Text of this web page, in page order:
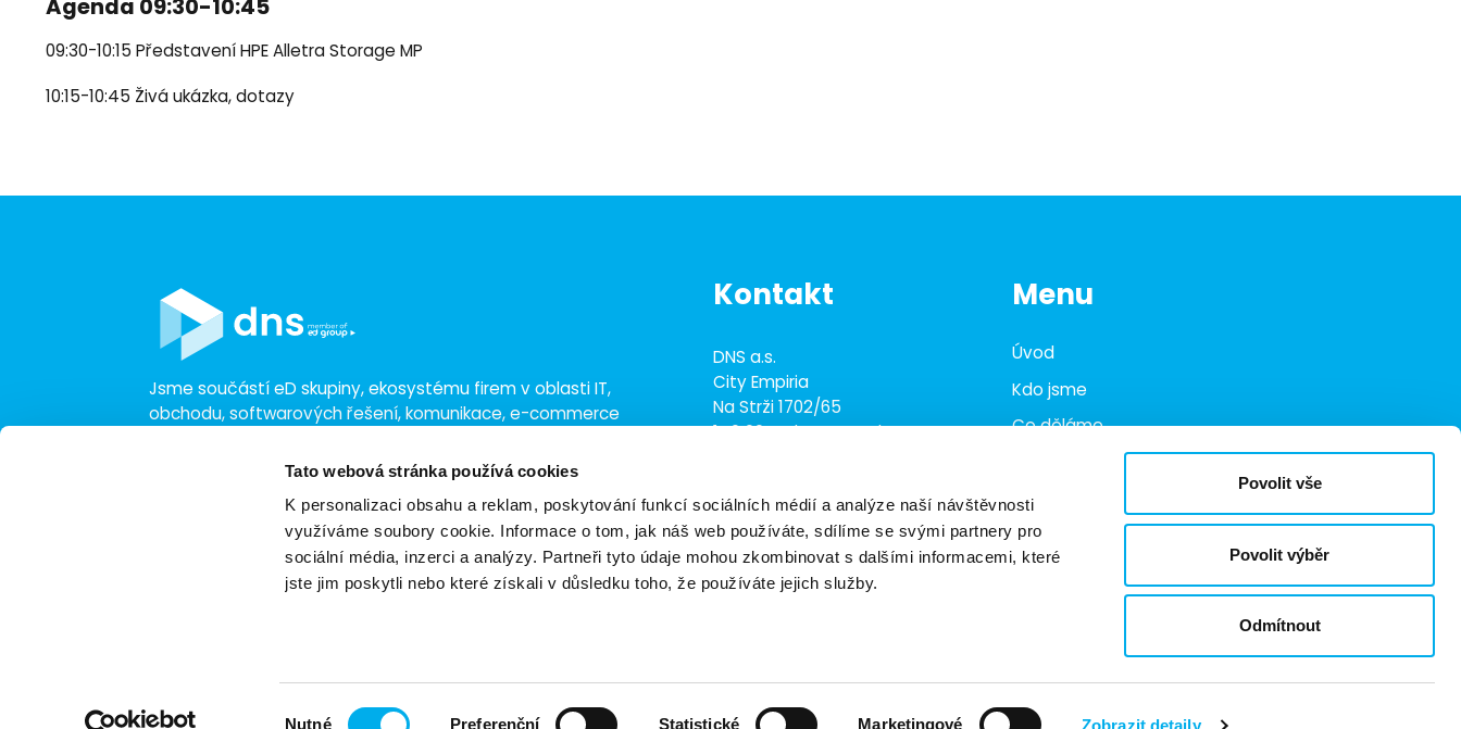
Tato webová stránka používá cookies
K personalizaci obsahu a reklam, poskytování funkcí sociálních médií a analýze naší návštěvnosti
využíváme soubory cookie. Informace o tom, jak náš web používáte, sdílíme se svými partnery pro
sociální média, inzerci a analýzy. Partneři tyto údaje mohou zkombinovat s dalšími informacemi, které
jste jim poskytli nebo které získali v důsledku toho, že používáte jejich služby.
Nutné Preferenční Statistické Marketingové Zobrazit detaily
Povolit vše
Povolit výběr
Odmítnout
Agenda 09:30-10:45
09:30-10:15 Představení HPE Alletra Storage MP
10:15-10:45 Živá ukázka, dotazy
Jsme součástí eD skupiny, ekosystému firem v oblasti IT,
obchodu, softwarových řešení, komunikace, e-commerce
a tržbami přesahujícími 16 miliard.
Kontakt
DNS a.s.
City Empiria
Na Strži 1702/65
140 00 Praha 4 - Nusle
dns@dns.cz
Menu
Úvod
Kdo jsme
Co děláme
Marketplace
Kariéra
Kontakty
Ochrana oznamovatelů